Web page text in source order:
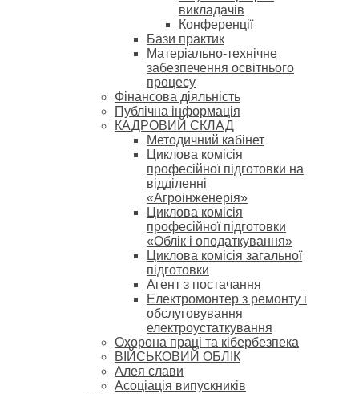
викладачів
Конференції
Бази практик
Матеріально-технічне
забезпечення освітнього
процесу
Фінансова діяльність
Публічна інформація
КАДРОВИЙ СКЛАД
Методичний кабінет
Циклова комісія
професійної підготовки на
відділенні
«Агроінженерія»
Циклова комісія
професійної підготовки
«Облік і оподаткування»
Циклова комісія загальної
підготовки
Агент з постачання
Електромонтер з ремонту і
обслуговування
електроустаткування
Охорона праці та кібербезпека
ВІЙСЬКОВИЙ ОБЛІК
Алея слави
Асоціація випускників